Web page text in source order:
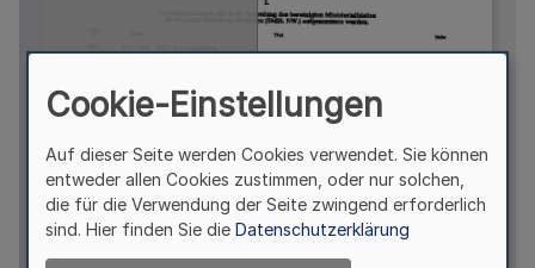
Cookie-Einstellungen
Auf dieser Seite werden Cookies verwendet. Sie können
entweder allen Cookies zustimmen, oder nur solchen,
die für die Verwendung der Seite zwingend erforderlich
sind. Hier finden Sie die Datenschutzerklärung